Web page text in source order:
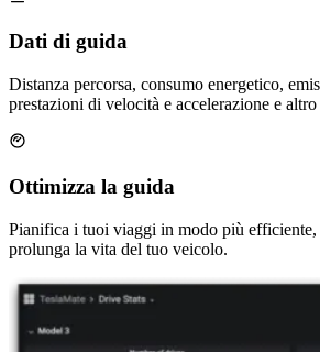
Dati di guida
Distanza percorsa, consumo energetico,
prestazioni di velocità e accelerazione e altro
Ottimizza la guida
Pianifica i tuoi viaggi in modo più
prolunga la vita del tuo veicolo.